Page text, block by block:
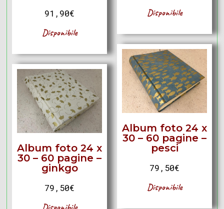
91,90€
Disponibile
Disponibile
Album foto 24 x
30 – 60 pagine –
pesci
79,50€
Disponibile
Album foto 24 x
30 – 60 pagine –
ginkgo
79,50€